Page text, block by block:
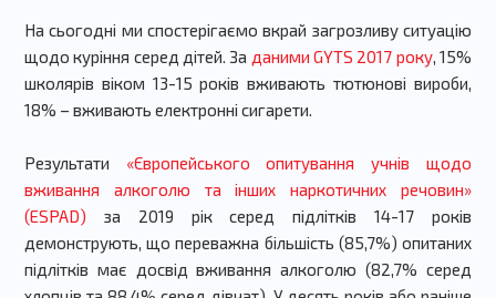
На сьогодні ми спостерігаємо вкрай загрозливу ситуацію
щодо куріння серед дітей. За даними GYTS 2017 року, 15%
школярів віком 13-15 років вживають тютюнові вироби,
18% – вживають електронні сигарети.
Результати «Європейського опитування учнів щодо
вживання алкоголю та інших наркотичних речовин»
(ESPAD) за 2019 рік серед підлітків 14-17 років
демонструють, що переважна більшість (85,7%) опитаних
підлітків має досвід вживання алкоголю (82,7% серед